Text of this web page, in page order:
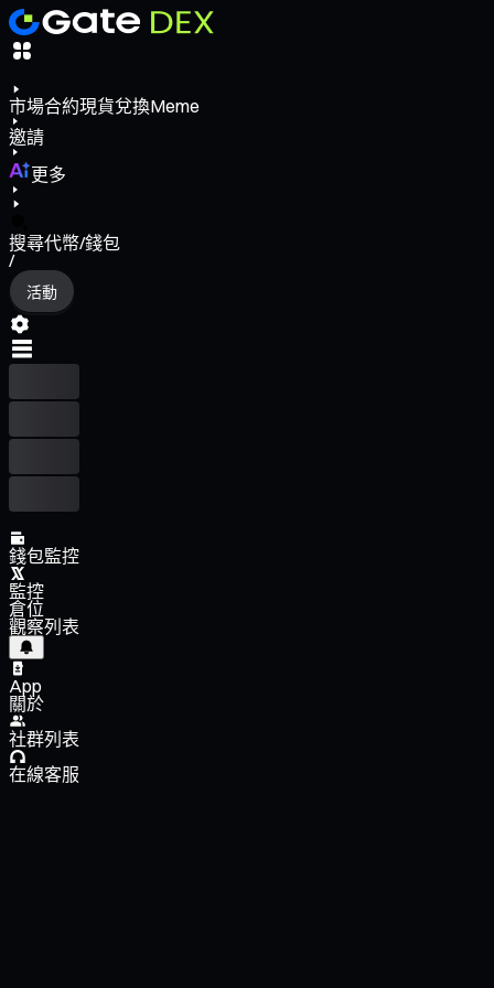
市場合約現貨兌換Meme
邀請
更多
搜尋代幣/錢包
/
活動
錢包監控
監控
倉位
觀察列表
App
關於
社群列表
在線客服